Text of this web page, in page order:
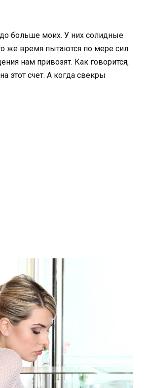
больше моих. У них солидные
же время пытаются по мере сил
нам привозят. Как говорится,
этот счет. А когда свекры